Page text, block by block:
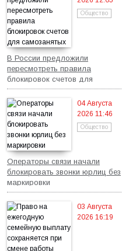
Общество
В России предложили
пересмотреть правила
блокировок счетов для
самозанятых
04 Августа
2026 11:46
Общество
Операторы связи начали
блокировать звонки юрлиц без
маркировки
03 Августа
2026 16:19